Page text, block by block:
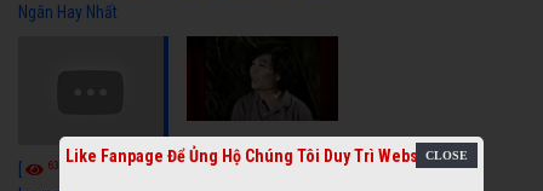
Ngân Hay Nhất
6325
Video] Cải
6041 Video] Quán
Nửa Khuya-Minh
Like Fanpage Để Ủng Hộ Chúng Tôi Duy Trì Website